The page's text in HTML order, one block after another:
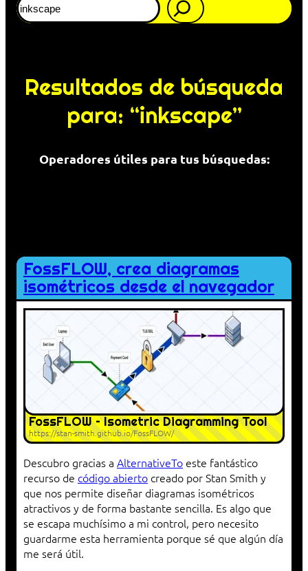
Resultados de búsqueda
para: “inkscape”
Operadores útiles para tus búsquedas:
FossFLOW, crea diagramas
isométricos desde el navegador
FossFLOW – Isometric Diagramming Tool
https://stan-smith.github.io/FossFLOW/
Descubro gracias a AlternativeTo este fantástico
recurso de código abierto creado por Stan Smith y
que nos permite diseñar diagramas isométricos
atractivos y de forma bastante sencilla. Es algo que
se escapa muchísimo a mi control, pero necesito
guardarme esta herramienta porque sé que algún día
me será útil.